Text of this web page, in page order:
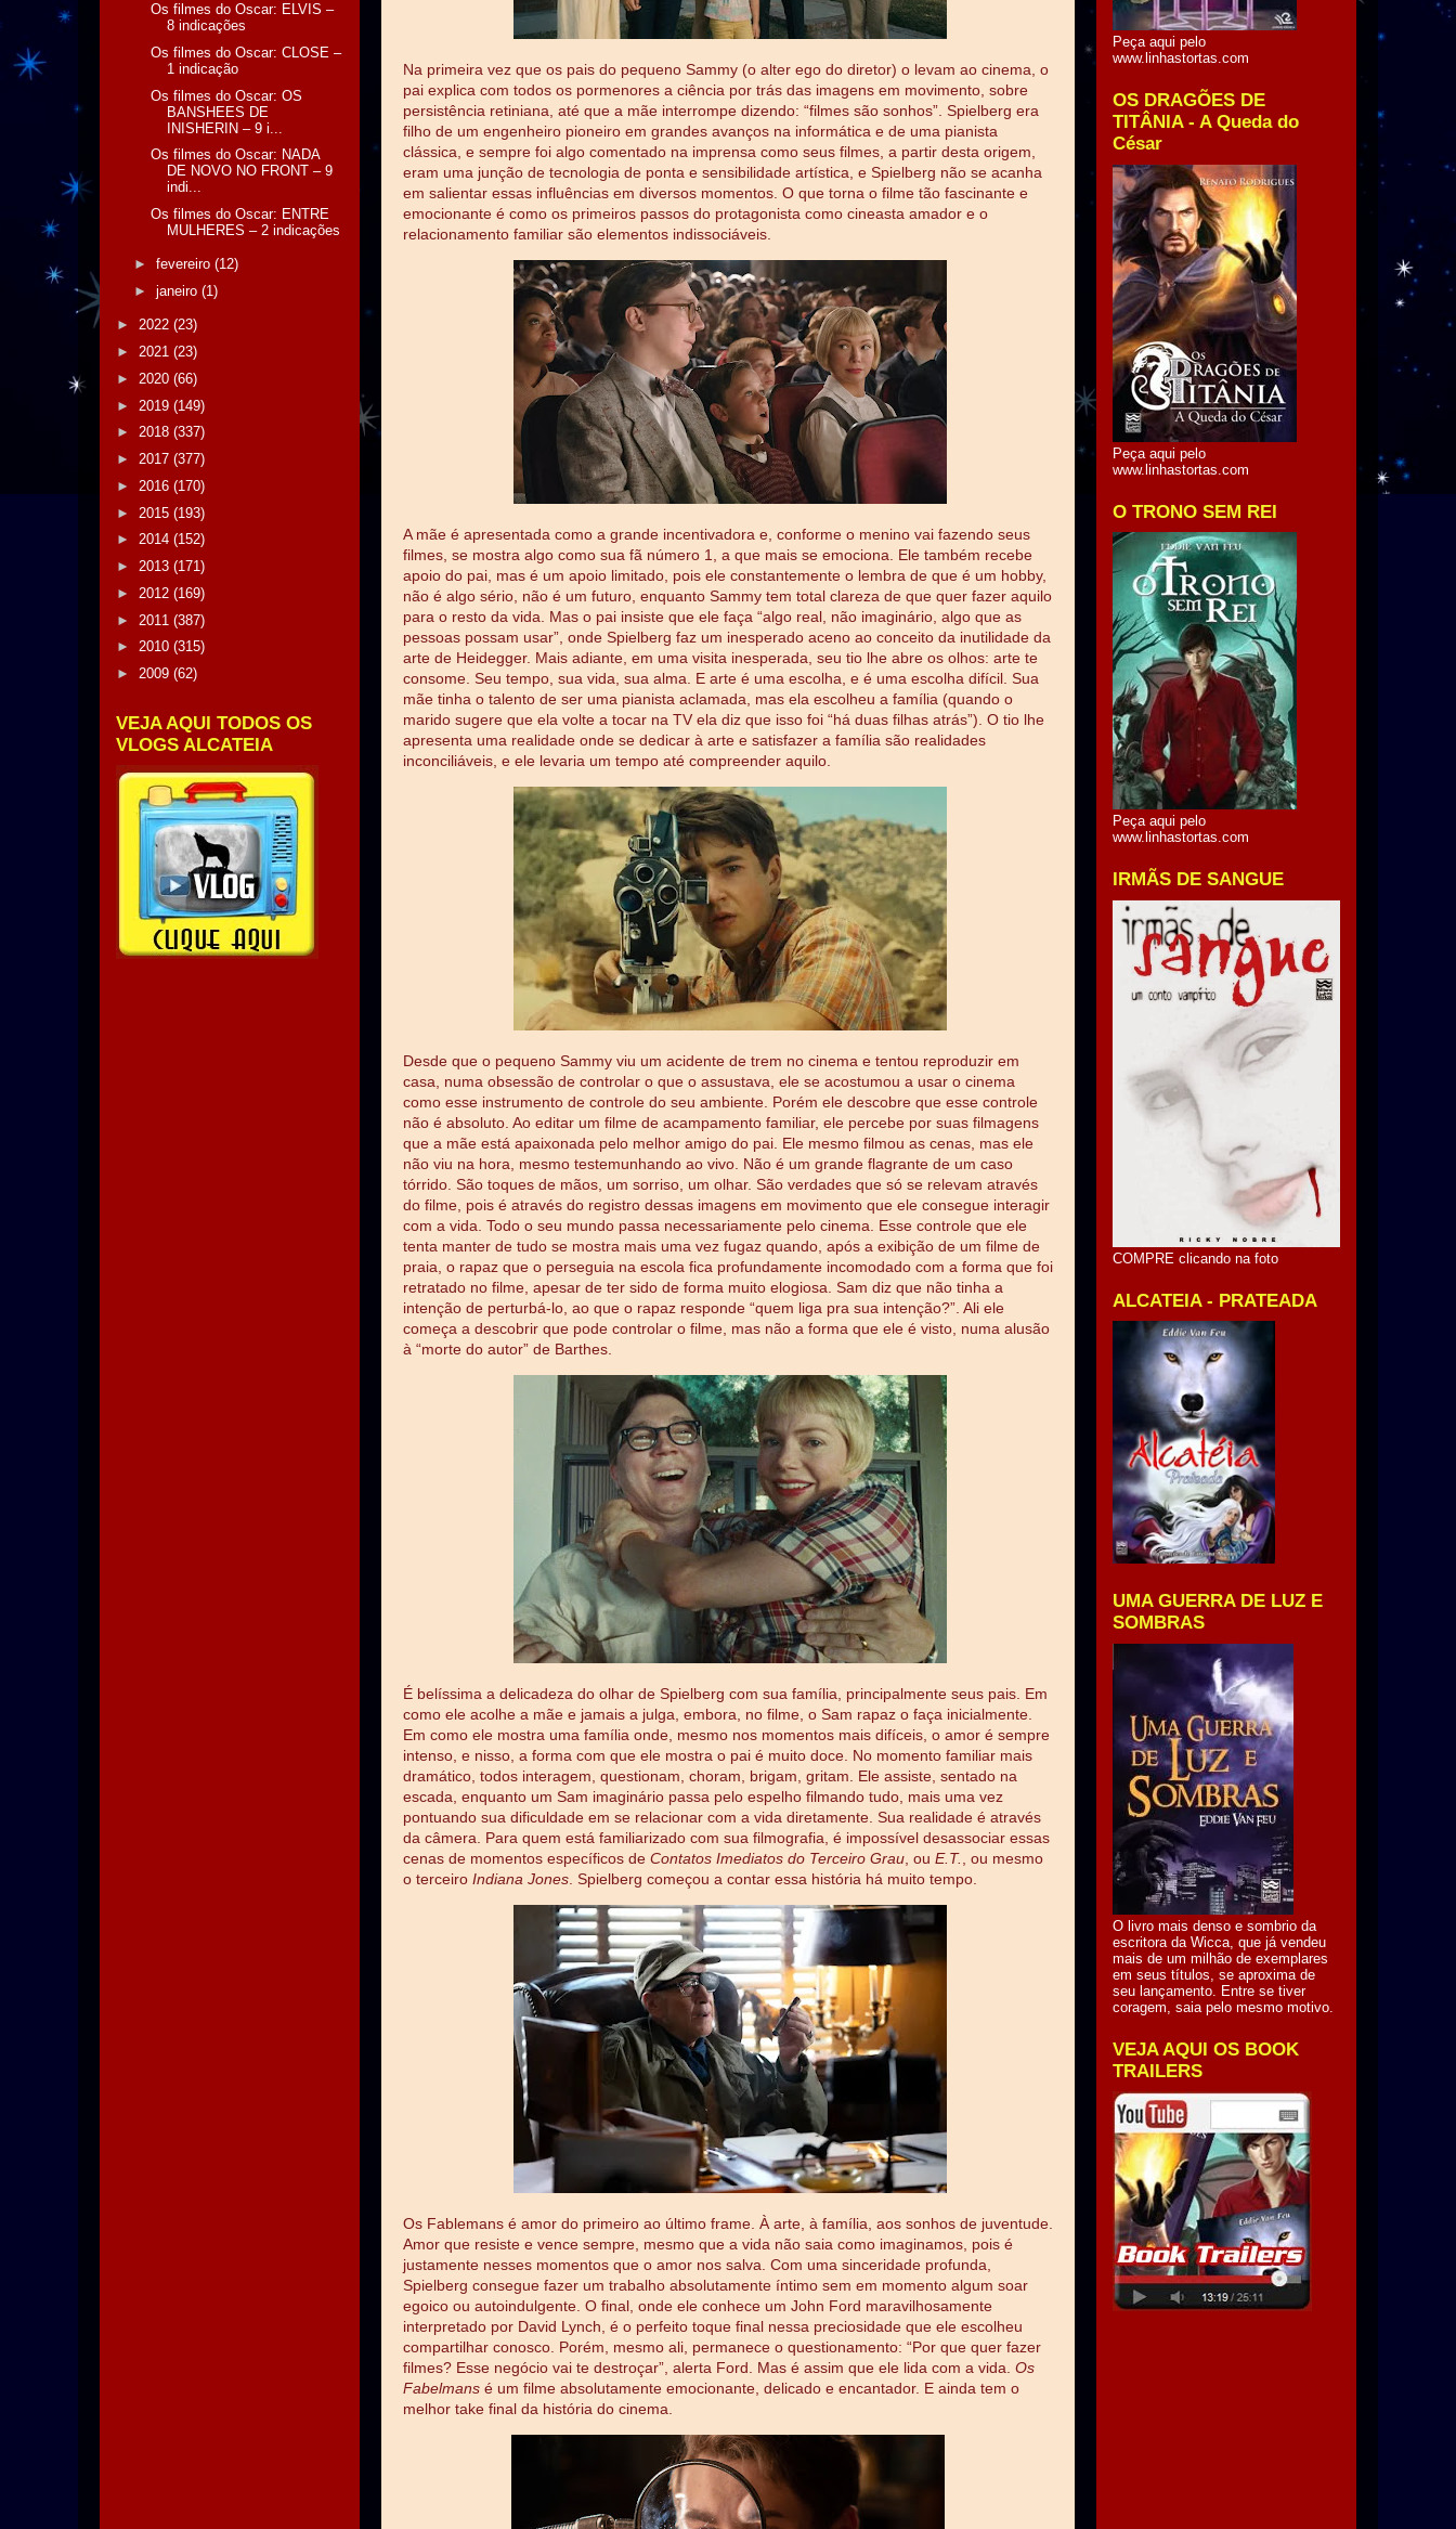
Na primeira vez que os pais do pequeno Sammy (o alter ego do diretor) o levam ao cinema, o
pai explica com todos os pormenores a ciência por trás das imagens em movimento, sobre
persistência retiniana, até que a mãe interrompe dizendo: “filmes são sonhos”. Spielberg era
filho de um engenheiro pioneiro em grandes avanços na informática e de uma pianista
clássica, e sempre foi algo comentado na imprensa como seus filmes, a partir desta origem,
eram uma junção de tecnologia de ponta e sensibilidade artística, e Spielberg não se acanha
em salientar essas influências em diversos momentos. O que torna o filme tão fascinante e
emocionante é como os primeiros passos do protagonista como cineasta amador e o
relacionamento familiar são elementos indissociáveis.
A mãe é apresentada como a grande incentivadora e, conforme o menino vai fazendo seus
filmes, se mostra algo como sua fã número 1, a que mais se emociona. Ele também recebe
apoio do pai, mas é um apoio limitado, pois ele constantemente o lembra de que é um hobby,
não é algo sério, não é um futuro, enquanto Sammy tem total clareza de que quer fazer aquilo
para o resto da vida. Mas o pai insiste que ele faça “algo real, não imaginário, algo que as
pessoas possam usar”, onde Spielberg faz um inesperado aceno ao conceito da inutilidade da
arte de Heidegger. Mais adiante, em uma visita inesperada, seu tio lhe abre os olhos: arte te
consome. Seu tempo, sua vida, sua alma. E arte é uma escolha, e é uma escolha difícil. Sua
mãe tinha o talento de ser uma pianista aclamada, mas ela escolheu a família (quando o
marido sugere que ela volte a tocar na TV ela diz que isso foi “há duas filhas atrás”). O tio lhe
apresenta uma realidade onde se dedicar à arte e satisfazer a família são realidades
inconciliáveis, e ele levaria um tempo até compreender aquilo.
Desde que o pequeno Sammy viu um acidente de trem no cinema e tentou reproduzir em
casa, numa obsessão de controlar o que o assustava, ele se acostumou a usar o cinema
como esse instrumento de controle do seu ambiente. Porém ele descobre que esse controle
não é absoluto. Ao editar um filme de acampamento familiar, ele percebe por suas filmagens
que a mãe está apaixonada pelo melhor amigo do pai. Ele mesmo filmou as cenas, mas ele
não viu na hora, mesmo testemunhando ao vivo. Não é um grande flagrante de um caso
tórrido. São toques de mãos, um sorriso, um olhar. São verdades que só se relevam através
do filme, pois é através do registro dessas imagens em movimento que ele consegue interagir
com a vida. Todo o seu mundo passa necessariamente pelo cinema. Esse controle que ele
tenta manter de tudo se mostra mais uma vez fugaz quando, após a exibição de um filme de
praia, o rapaz que o perseguia na escola fica profundamente incomodado com a forma que foi
retratado no filme, apesar de ter sido de forma muito elogiosa. Sam diz que não tinha a
intenção de perturbá-lo, ao que o rapaz responde “quem liga pra sua intenção?”. Ali ele
começa a descobrir que pode controlar o filme, mas não a forma que ele é visto, numa alusão
à “morte do autor” de Barthes.
É belíssima a delicadeza do olhar de Spielberg com sua família, principalmente seus pais. Em
como ele acolhe a mãe e jamais a julga, embora, no filme, o Sam rapaz o faça inicialmente.
Em como ele mostra uma família onde, mesmo nos momentos mais difíceis, o amor é sempre
intenso, e nisso, a forma com que ele mostra o pai é muito doce. No momento familiar mais
dramático, todos interagem, questionam, choram, brigam, gritam. Ele assiste, sentado na
escada, enquanto um Sam imaginário passa pelo espelho filmando tudo, mais uma vez
pontuando sua dificuldade em se relacionar com a vida diretamente. Sua realidade é através
da câmera. Para quem está familiarizado com sua filmografia, é impossível desassociar essas
cenas de momentos específicos de Contatos Imediatos do Terceiro Grau , ou E.T.
, ou mesmo
o terceiro Indiana Jones . Spielberg começou a contar essa história há muito tempo.
Os Fablemans é amor do primeiro ao último frame. À arte, à família, aos sonhos de juventude.
Amor que resiste e vence sempre, mesmo que a vida não saia como imaginamos, pois é
justamente nesses momentos que o amor nos salva. Com uma sinceridade profunda,
Spielberg consegue fazer um trabalho absolutamente íntimo sem em momento algum soar
egoico ou autoindulgente. O final, onde ele conhece um John Ford maravilhosamente
interpretado por David Lynch, é o perfeito toque final nessa preciosidade que ele escolheu
compartilhar conosco. Porém, mesmo ali, permanece o questionamento: “Por que quer fazer
filmes? Esse negócio vai te destroçar”, alerta Ford. Mas é assim que ele lida com a vida. Os
Fabelmans é um filme absolutamente emocionante, delicado e encantador. E ainda tem o
melhor take final da história do cinema.
Os filmes do Oscar: ELVIS –
8 indicações
Os filmes do Oscar: CLOSE –
1 indicação
Os filmes do Oscar: OS
BANSHEES DE
INISHERIN – 9 i...
Os filmes do Oscar: NADA
DE NOVO NO FRONT – 9
indi...
Os filmes do Oscar: ENTRE
MULHERES – 2 indicações
► fevereiro (12)
► janeiro (1)
► 2022 (23)
► 2021 (23)
► 2020 (66)
► 2019 (149)
► 2018 (337)
► 2017 (377)
► 2016 (170)
► 2015 (193)
► 2014 (152)
► 2013 (171)
► 2012 (169)
► 2011 (387)
► 2010 (315)
► 2009 (62)
VEJA AQUI TODOS OS
VLOGS ALCATEIA
Peça aqui pelo
www.linhastortas.com
OS DRAGÕES DE
TITÂNIA - A Queda do
César
Peça aqui pelo
www.linhastortas.com
O TRONO SEM REI
Peça aqui pelo
www.linhastortas.com
IRMÃS DE SANGUE
COMPRE clicando na foto
ALCATEIA - PRATEADA
UMA GUERRA DE LUZ E
SOMBRAS
O livro mais denso e sombrio da
escritora da Wicca, que já vendeu
mais de um milhão de exemplares
em seus títulos, se aproxima de
seu lançamento. Entre se tiver
coragem, saia pelo mesmo motivo.
VEJA AQUI OS BOOK
TRAILERS